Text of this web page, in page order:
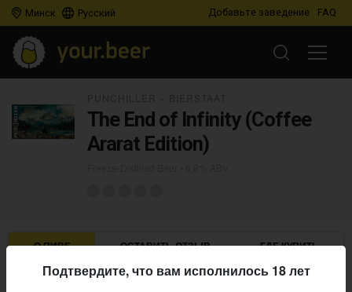
Минск Русский Добавьте заведение FAQ
The End of Infinity (Coffee
Ararat Edition)
О ПИВЕ ОСТАВИТЬ ОТЗЫВ ГДЕ КУПИТЬ
Подтвердите, что вам исполнилось 18 лет